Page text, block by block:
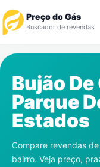
Preço do Gás
Buscador de revendas
Revendedor
Notícias
Cadastre-se
Bujão De
Parque
Estados
Compare revendas
bairro. Veja preço,